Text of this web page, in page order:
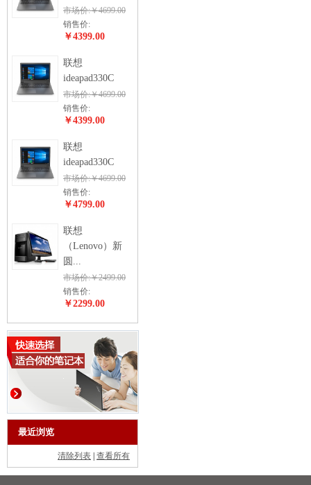
市场价:￥4699.00
销售价:
￥4399.00
联想
ideapad330C
市场价:￥4699.00
销售价:
￥4399.00
联想
ideapad330C
市场价:￥4699.00
销售价:
￥4799.00
联想
（Lenovo）新
圆...
市场价:￥2499.00
销售价:
￥2299.00
最近浏览
清除列表 查看所有